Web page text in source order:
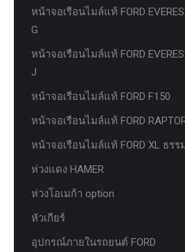
หน้าจอเรือนไมล์แท้ FORD
G
หน้าจอเรือนไมล์แท้ FORD
J
หน้าจอเรือนไมล์แท้ FORD F150
หน้าจอเรือนไมล์แท้ FORD
หน้าจอเรือนไมล์แท้ FORD XL ธรร
ห่วงแดง HAMER
ห่วงโอเมก้า option
หัวเกียร์
อุปกรณ์ภายในรถยนต์ FORD